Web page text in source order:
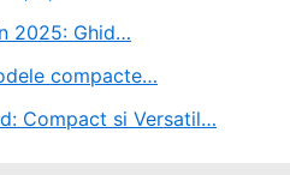
2025: Ghid…
compacte…
Compact si Versatil…